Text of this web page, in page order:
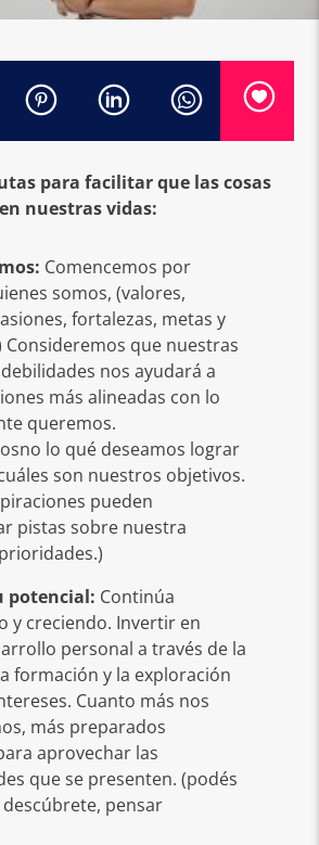
para facilitar que las cosas
nuestras vidas:
Comencemos por
somos, (valores,
fortalezas, metas y
Consideremos que nuestras
nos ayudará a
más alineadas con lo
queremos.
lo qué deseamos lograr
son nuestros objetivos.
pueden
pistas sobre nuestra
potencial: Continúa
y creciendo. Invertir en
personal a través de la
formación y la exploración
Cuanto más nos
más preparados
aprovechar las
que se presenten. (podés
pensar